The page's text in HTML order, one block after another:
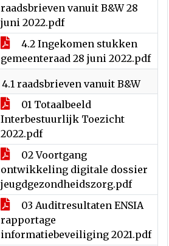
raadsbrieven vanuit B&W 28
juni 2022.pdf
4.2 Ingekomen stukken
gemeenteraad 28 juni 2022.pdf
4.1 raadsbrieven vanuit B&W
01 Totaalbeeld
Interbestuurlijk Toezicht
2022.pdf
02 Voortgang
ontwikkeling digitale dossier
jeugdgezondheidszorg.pdf
03 Auditresultaten ENSIA
rapportage
informatiebeveiliging 2021.pdf